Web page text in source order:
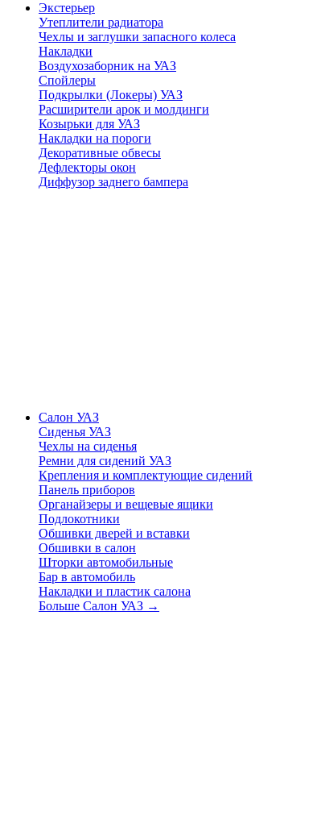
Экстерьер
Утеплители радиатора
Чехлы и заглушки запасного колеса
Накладки
Воздухозаборник на УАЗ
Спойлеры
Подкрылки (Локеры) УАЗ
Расширители арок и молдинги
Козырьки для УАЗ
Накладки на пороги
Декоративные обвесы
Дефлекторы окон
Диффузор заднего бампера
Салон УАЗ
Сиденья УАЗ
Чехлы на сиденья
Ремни для сидений УАЗ
Крепления и комплектующие сидений
Панель приборов
Органайзеры и вещевые ящики
Подлокотники
Обшивки дверей и вставки
Обшивки в салон
Шторки автомобильные
Бар в автомобиль
Накладки и пластик салона
Больше Салон УАЗ →